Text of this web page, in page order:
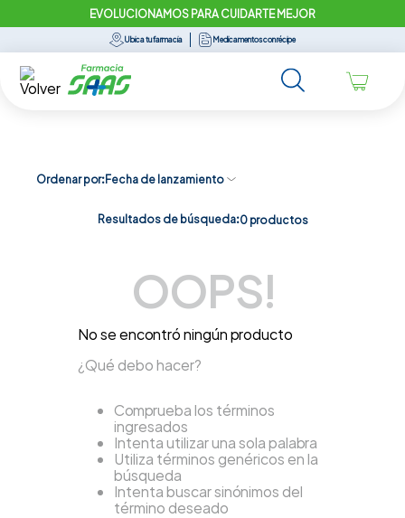
EVOLUCIONAMOS PARA CUIDARTE MEJOR
Ubica tu farmacia Medicamentos con récipe
Ordenar por Fecha de lanzamiento
Resultados de búsqueda:0 productos
OOPS!
No se encontró ningún producto
¿Qué debo hacer?
Comprueba los términos
ingresados
Intenta utilizar una sola palabra
Utiliza términos genéricos en la
búsqueda
Intenta buscar sinónimos del
término deseado